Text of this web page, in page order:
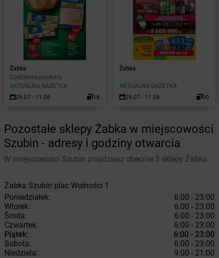
Żabka
Codzienne produkty
AKTUALNA GAZETKA
29.07 - 11.08
18
Żabka
AKTUALNA GAZETKA
29.07 - 11.08
90
Pozostałe sklepy Żabka w miejscowości
Szubin - adresy i godziny otwarcia
W miejscowości Szubin znajdziesz obecnie 3 sklepy Żabka.
Żabka Szubin plac Wolności 1
Poniedziałek:
6:00 - 23:00
Wtorek:
6:00 - 23:00
Środa:
6:00 - 23:00
Czwartek:
6:00 - 23:00
Piątek:
6:00 - 23:00
Sobota:
6:00 - 23:00
Niedziela:
9:00 - 21:00